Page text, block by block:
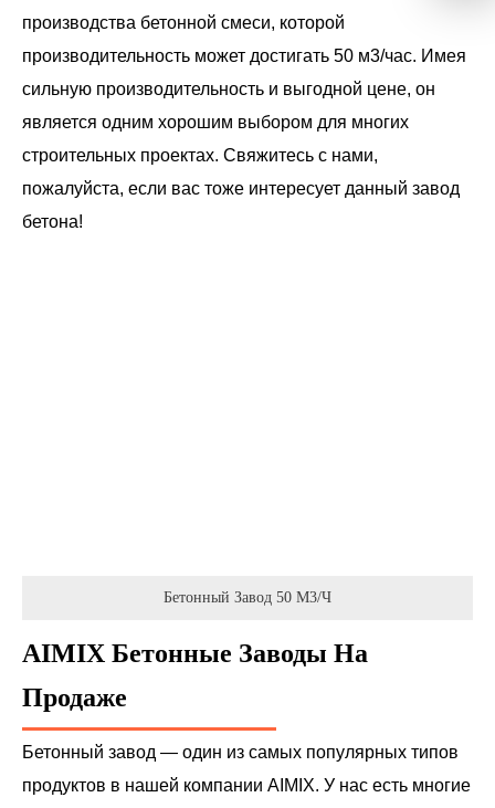
производства бетонной смеси, которой
производительность может достигать 50 м3/час. Имея
сильную производительность и выгодной цене, он
является одним хорошим выбором для многих
строительных проектах. Свяжитесь с нами,
пожалуйста, если вас тоже интересует данный завод
бетона!
Бетонный Завод 50 М3/ч
AIMIX Бетонные Заводы На
Продаже
Бетонный завод — один из самых популярных типов
продуктов в нашей компании AIMIX. У нас есть многие